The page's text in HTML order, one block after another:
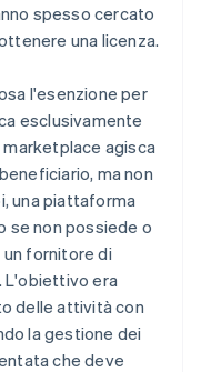
spesso cercato
una licenza.
l'esenzione per
esclusivamente
marketplace agisca
ma non
una piattaforma
se non possiede o
fornitore di
L'obiettivo era
delle attività con
la gestione dei
che deve